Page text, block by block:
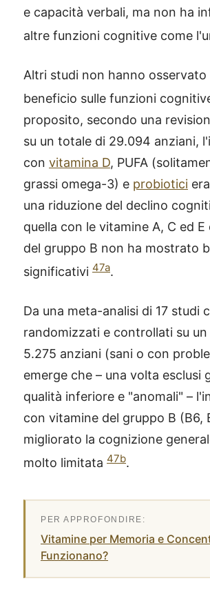
e capacità verbali, ma non ha
altre funzioni cognitive come
Altri studi non hanno osservato
beneficio sulle funzioni
proposito, secondo una
su un totale di 29.094 anziani,
con vitamina D, PUFA
grassi omega-3) e probiotici
una riduzione del declino
quella con le vitamine A, C ed
del gruppo B non ha mostrato
significativi 47a.
Da una meta-analisi di 17 studi
randomizzati e controllati su
5.275 anziani (sani o con
emerge che – una volta esclusi
qualità inferiore e "anomali" –
con vitamine del gruppo B (B6,
migliorato la cognizione
molto limitata 47b.
Vitamine per Memoria e
Funzionano?